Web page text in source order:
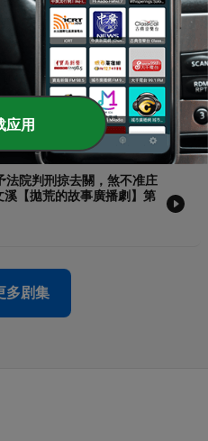
煮食、洗衫，因為囡仔的
！│ 戀戀曾文溪【拋荒的故
命
，煞著請薰請檳榔共全庄
荒的故事廣播劇】第33集
法院判刑掠去關，煞不准庄
【拋荒的故事廣播劇】第
多剧集
应用